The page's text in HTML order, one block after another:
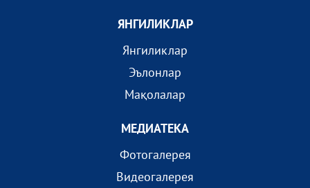
ЯНГИЛИКЛАР
Янгиликлар
Эълонлар
Мақолалар
МEДИАТEКА
Фотогалерея
Видеогалерея